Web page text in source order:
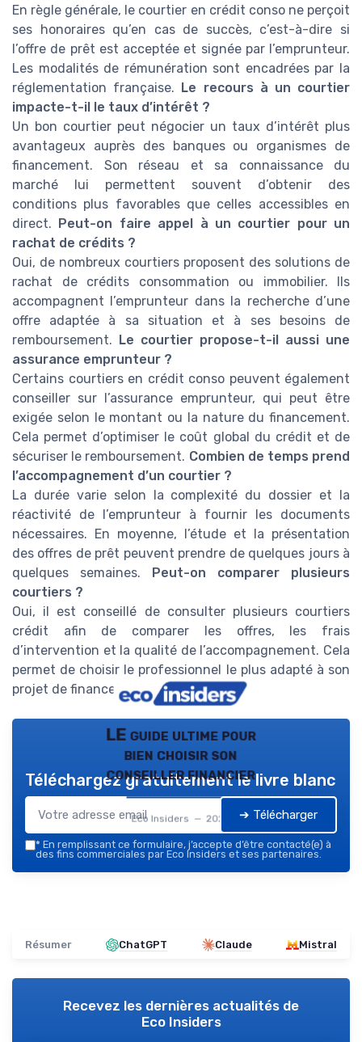
En règle générale, le courtier en crédit conso ne perçoit
ses honoraires qu’en cas de succès, c’est-à-dire si
l’offre de prêt est acceptée et signée par l’emprunteur.
Les modalités de rémunération sont encadrées par la
réglementation française.
Le recours à un courtier
impacte-t-il le taux d’intérêt ?
Un bon courtier peut négocier un taux d’intérêt plus
avantageux auprès des banques ou organismes de
financement. Son réseau et sa connaissance du
marché lui permettent souvent d’obtenir des
conditions plus favorables que celles accessibles en
direct.
Peut-on faire appel à un courtier pour un
rachat de crédits ?
Oui, de nombreux courtiers proposent des solutions de
rachat de crédits consommation ou immobilier. Ils
accompagnent l’emprunteur dans la recherche d’une
offre adaptée à sa situation et à ses besoins de
remboursement.
Le courtier propose-t-il aussi une
assurance emprunteur ?
Certains courtiers en crédit conso peuvent également
conseiller sur l’assurance emprunteur, qui peut être
exigée selon le montant ou la nature du financement.
Cela permet d’optimiser le coût global du crédit et de
sécuriser le remboursement. Combien de temps prend
l’accompagnement d’un courtier ?
La durée varie selon la complexité du dossier et la
réactivité de l’emprunteur à fournir les documents
nécessaires. En moyenne, l’étude et la présentation
des offres de prêt peuvent prendre de quelques jours à
quelques semaines.
Peut-on comparer plusieurs
courtiers ?
Oui, il est conseillé de consulter plusieurs courtiers
crédit afin de comparer les offres, les frais
d’intervention et la qualité de l’accompagnement. Cela
permet de choisir le professionnel le plus adapté à son
projet de financement.
LE guide ultime pour
bien choisir son
conseiller financier
Eco Insiders — 2026
Téléchargez gratuitement le livre blanc
➔ Télécharger
* En remplissant ce formulaire, j’accepte d’être contacté(e) à
des fins commerciales par Eco Insiders et ses partenaires.
Résumer ChatGPT Claude Mistral
Recevez les dernières actualités de
Eco Insiders